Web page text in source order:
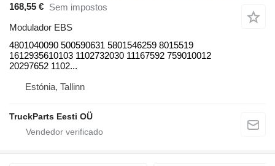
168,55 € Sem impostos
Modulador EBS
4801040090 500590631 5801546259 8015519
1612935610103 1102732030 11167592 759010012
20297652 1102...
Estónia, Tallinn
TruckParts Eesti OÜ